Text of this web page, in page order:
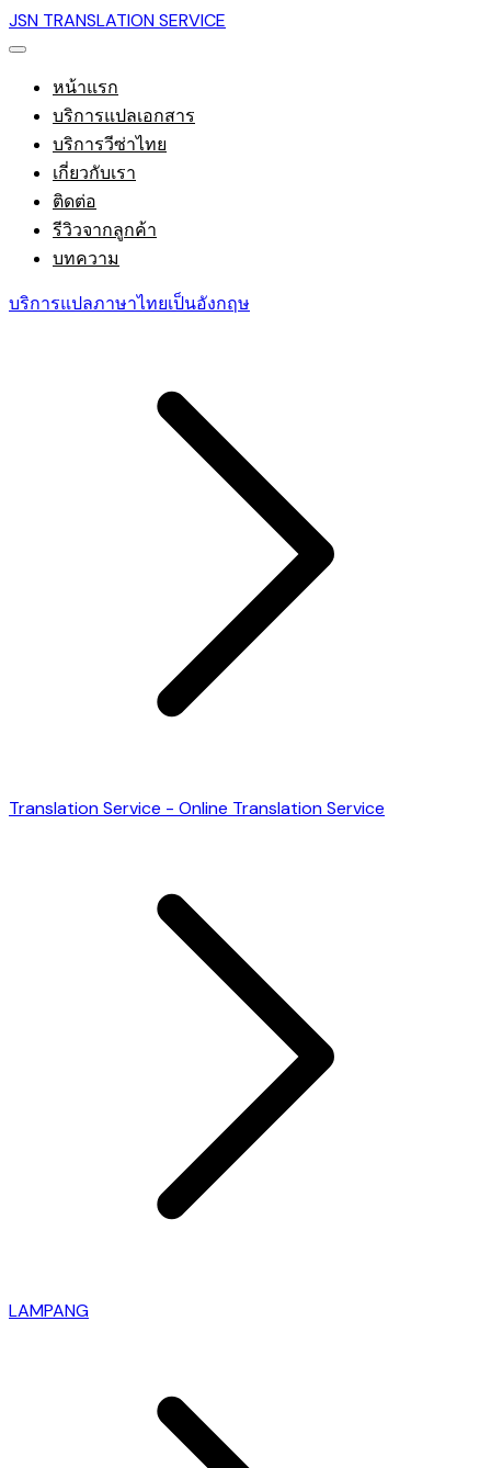
JSN TRANSLATION SERVICE
หน้าแรก
บริการแปลเอกสาร
บริการวีซ่าไทย
เกี่ยวกับเรา
ติดต่อ
รีวิวจากลูกค้า
บทความ
บริการแปลภาษาไทยเป็นอังกฤษ
Translation Service - Online Translation Service
LAMPANG